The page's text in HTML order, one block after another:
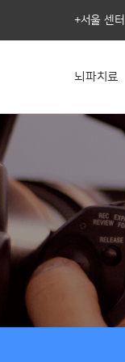
서울 센터
뇌파치료